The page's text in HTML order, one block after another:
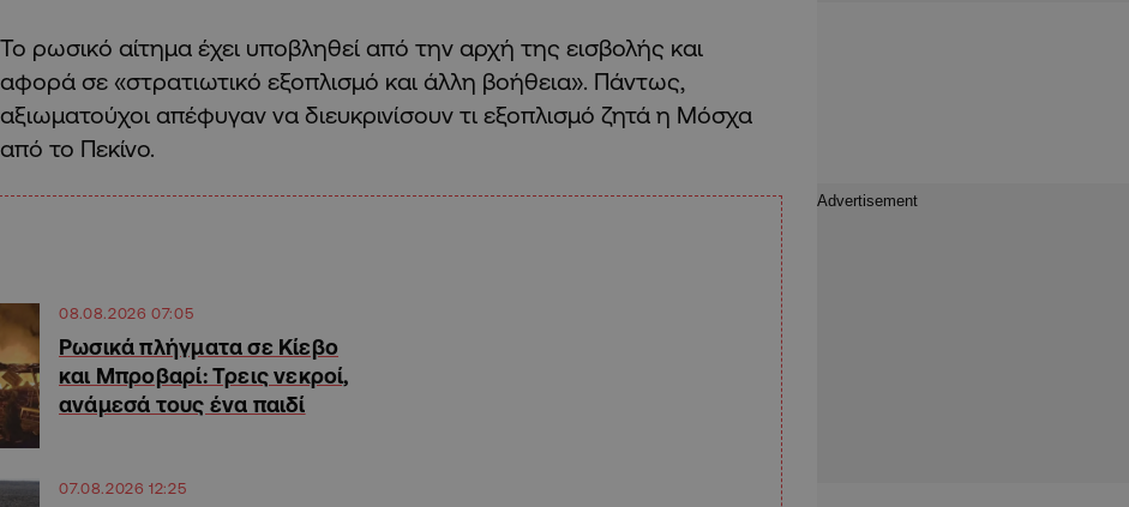
Το ρωσικό αίτημα έχει υποβληθεί από την αρχή της εισβολής και
αφορά σε «στρατιωτικό εξοπλισμό και άλλη βοήθεια». Πάντως,
αξιωματούχοι απέφυγαν να διευκρινίσουν τι εξοπλισμό ζητά η Μόσχα
από το Πεκίνο.
08.08.2026 07:05
Ρωσικά πλήγματα σε Κίεβο
και Μπροβαρί: Τρεις νεκροί,
ανάμεσά τους ένα παιδί
07.08.2026 12:25